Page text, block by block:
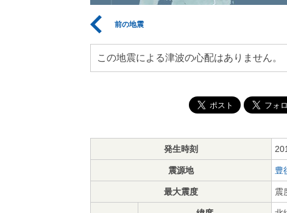
前の地震
この地震による津波の心配はありません。
発生時刻
震源地 豊
最大震度 震